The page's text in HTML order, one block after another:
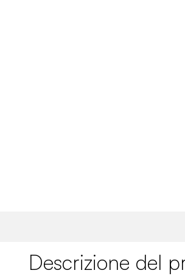
Descrizione del